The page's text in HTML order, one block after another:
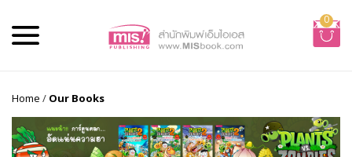
0
Home / Our Books